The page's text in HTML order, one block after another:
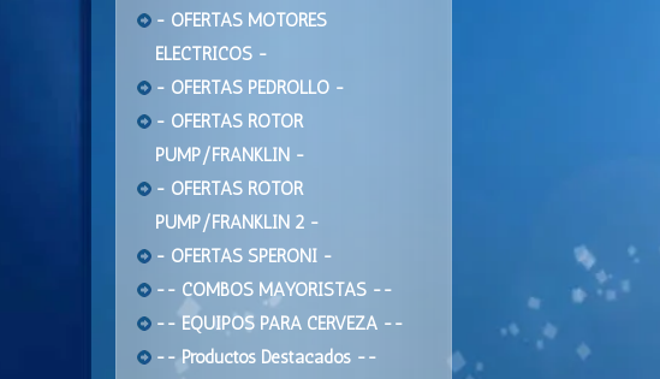
- OFERTAS MOTORES
ELECTRICOS -
- OFERTAS PEDROLLO -
- OFERTAS ROTOR
PUMP/FRANKLIN -
- OFERTAS ROTOR
PUMP/FRANKLIN 2 -
- OFERTAS SPERONI -
-- COMBOS MAYORISTAS --
-- EQUIPOS PARA CERVEZA --
-- Productos Destacados --